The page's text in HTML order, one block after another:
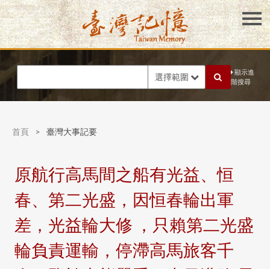
選擇範圍
顯示進
階搜尋
首頁 > 臺灣大事記要
原航行高馬間之船有光益、恒
春、第二光盛，因恒春輪出軍
差，光益輪大修 ，只賴第二光盛
輪負責運輸，停滯高馬旅客千